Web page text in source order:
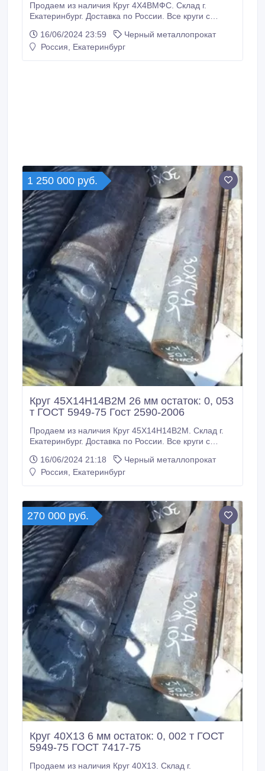
Продаем из наличия Круг 4Х4ВМФС. Склад г.
Екатеринбург. Доставка по России. Все круги с
60 мм, остаток: 0, 463 т ГОСТ 5950-2000 ГОСТ
2590-2206, 320000 руб. с НДС * ООО МХ «Стали
16/06/2024 23:59
Черный металлопрокат
Россия, Екатеринбург
1 250 000 руб.
Круг 45Х14Н14В2М 26 мм остаток: 0, 053
т ГОСТ 5949-75 Гост 2590-2006
Продаем из наличия Круг 45Х14Н14В2М. Склад г.
Екатеринбург. Доставка по России. Все круги с
45Х14Н14В2М 26 мм, остаток: 0, 053 т ГОСТ 5949-
75 Гост 2590-2006, 1250000 руб. с НДС * ООО МХ
16/06/2024 21:18
Черный металлопрокат
Россия, Екатеринбург
270 000 руб.
Круг 40Х13 6 мм остаток: 0, 002 т ГОСТ
5949-75 ГОСТ 7417-75
Продаем из наличия Круг 40Х13. Склад г.